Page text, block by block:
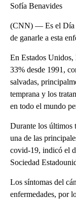
Sofía Benavides
(CNN) — Es el Día
de ganarle a esta
En Estados Unidos,
33% desde 1991,
salvadas,
temprana y los
en todo el mundo
Durante los últimos
una de las
covid-19, indicó el
Sociedad
Los síntomas del
enfermedades, por